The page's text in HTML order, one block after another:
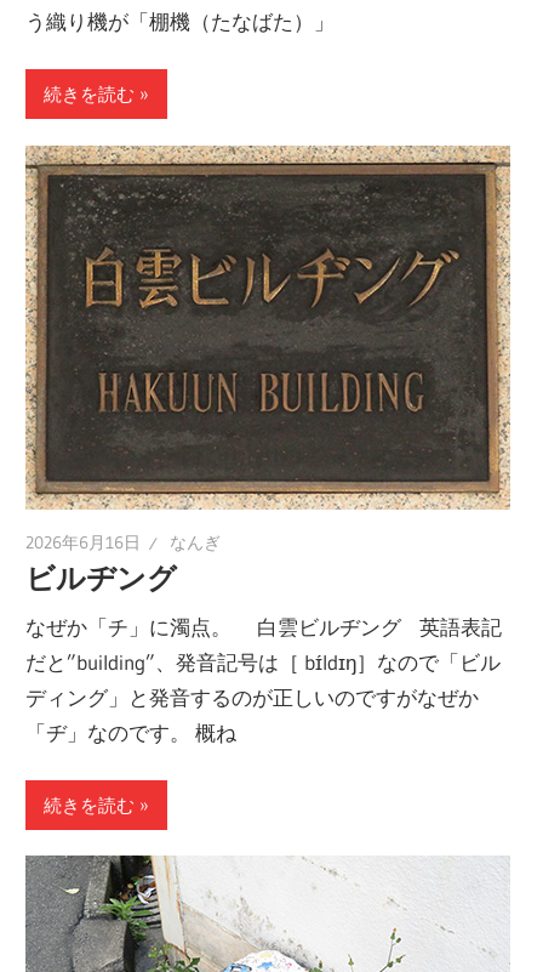
う織り機が「棚機（たなばた）」
続きを読む
2026年6月16日 なんぎ
ビルヂング
なぜか「チ」に濁点。 白雲ビルヂング 英語表記
だと”building”、発音記号は［ bɪ́ldɪŋ］なので「ビル
ディング」と発音するのが正しいのですがなぜか
「ヂ」なのです。 概ね
続きを読む